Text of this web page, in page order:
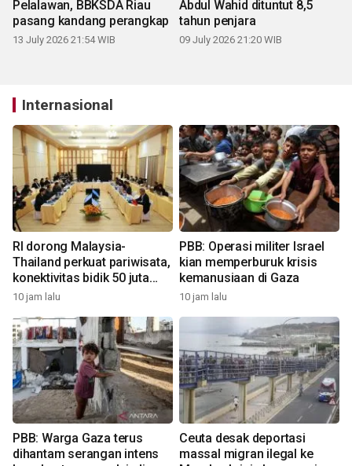
Pelalawan, BBKSDA Riau
pasang kandang perangkap
13 July 2026 21:54 WIB
Abdul Wahid dituntut 8,5
tahun penjara
09 July 2026 21:20 WIB
Internasional
RI dorong Malaysia-
Thailand perkuat pariwisata,
konektivitas bidik 50 juta
wisatawan
10 jam lalu
PBB: Operasi militer Israel
kian memperburuk krisis
kemanusiaan di Gaza
10 jam lalu
PBB: Warga Gaza terus
dihantam serangan intens
Ceuta desak deportasi
massal migran ilegal ke